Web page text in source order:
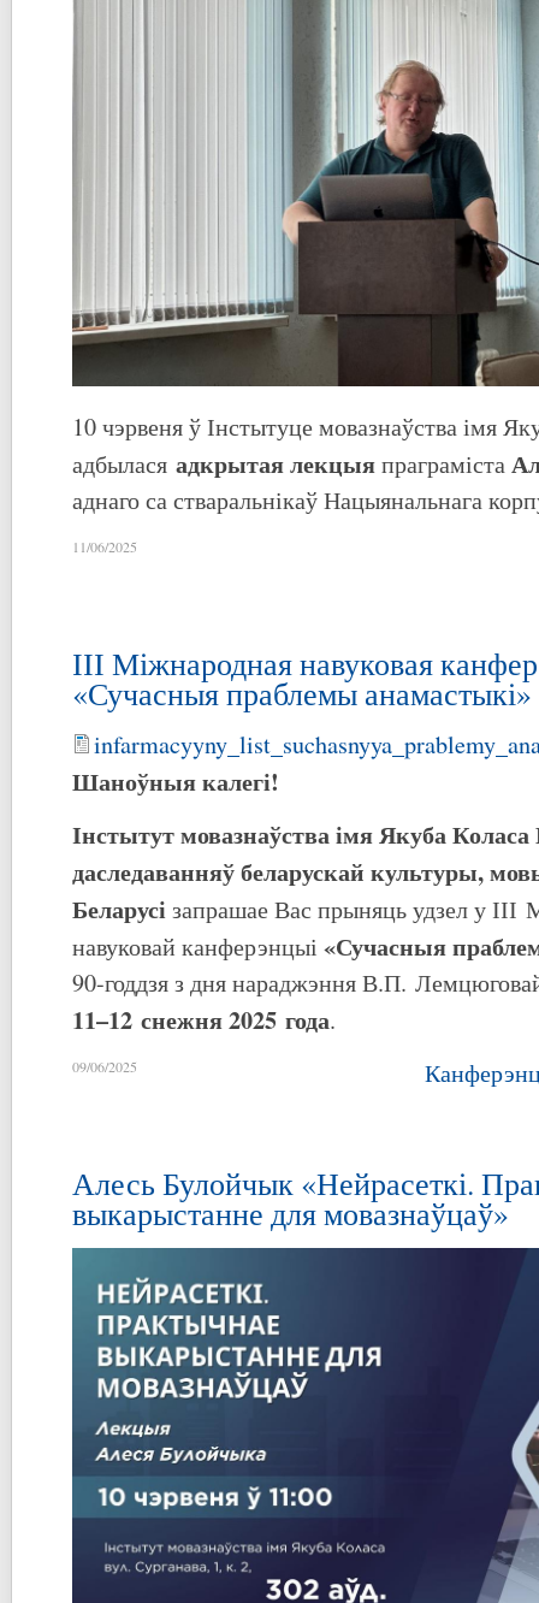
10 чэрвеня ў Інстытуце мовазнаўства імя
адбылася адкрытая лекцыяпраграміста
аднаго са стваральнікаў Нацыянальнага
11/06/2025
ІІІ Міжнародная навуковая
«Сучасныя праблемы анамастыкі»
Шаноўныя калегі!
Інстытут мовазнаўства імя Якуба
даследаванняў беларускай культуры,
Беларусізапрашае Вас прыняць удзел у ІІІ
навуковай канферэнцыі «Сучасныя
90-годдзя з дня нараджэння В.П.
11–12 снежня 2025 года.
09/06/2025
Алесь Булойчык «Нейрасеткі.
выкарыстанне для мовазнаўцаў»